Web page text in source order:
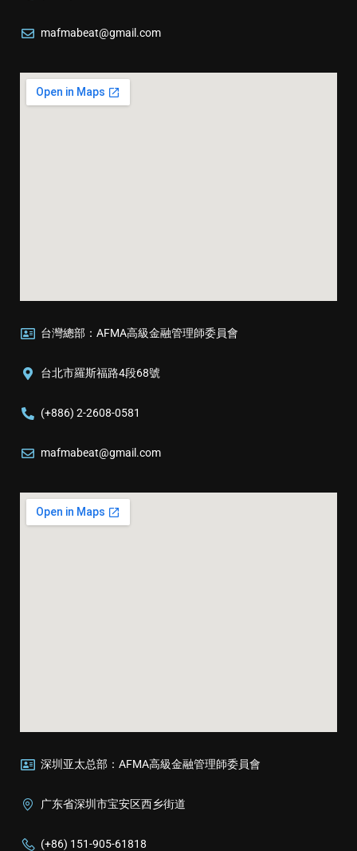
mafmabeat@gmail.com
台灣總部：AFMA高級金融管理師委員會
台北市羅斯福路4段68號
(+886) 2-2608-0581
mafmabeat@gmail.com
深圳亚太总部：AFMA高級金融管理師委員會
广东省深圳市宝安区西乡街道
(+86) 151-905-61818